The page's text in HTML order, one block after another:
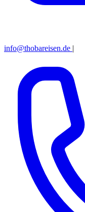
info@thobareisen.de |